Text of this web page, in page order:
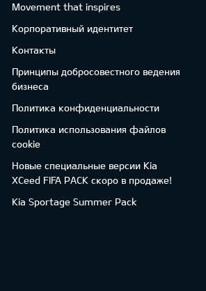
Movement that inspires
Корпоративный идентитет
Контакты
Принципы добросовестного ведения
бизнеса
Политика конфиденциальности
Политика использования файлов
cookie
Новые специальные версии Kia
XCeed FIFA PACK скоро в продаже!
Kia Sportage Summer Pack